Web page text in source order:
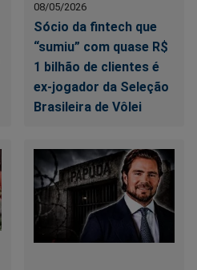
08/05/2026
Sócio da fintech que
“sumiu” com quase R$
1 bilhão de clientes é
ex-jogador da Seleção
Brasileira de Vôlei